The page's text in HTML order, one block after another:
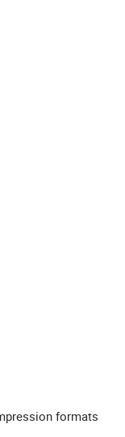
formats